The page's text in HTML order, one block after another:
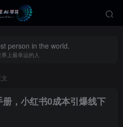
person in the world.
上最幸运的人
文
，小红书0成本引爆线下